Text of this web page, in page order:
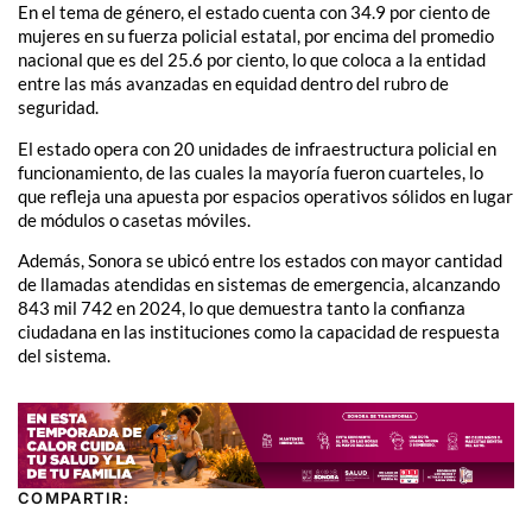
En el tema de género, el estado cuenta con 34.9 por ciento de
mujeres en su fuerza policial estatal, por encima del promedio
nacional que es del 25.6 por ciento, lo que coloca a la entidad
entre las más avanzadas en equidad dentro del rubro de
seguridad.
El estado opera con 20 unidades de infraestructura policial en
funcionamiento, de las cuales la mayoría fueron cuarteles, lo
que refleja una apuesta por espacios operativos sólidos en lugar
de módulos o casetas móviles.
Además, Sonora se ubicó entre los estados con mayor cantidad
de llamadas atendidas en sistemas de emergencia, alcanzando
843 mil 742 en 2024, lo que demuestra tanto la confianza
ciudadana en las instituciones como la capacidad de respuesta
del sistema.
COMPARTIR: